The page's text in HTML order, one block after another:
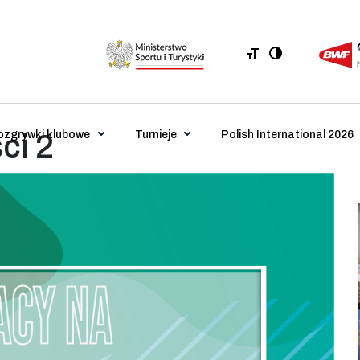
klubowe Turnieje Polish International 2026
2